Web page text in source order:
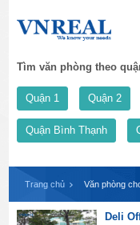
Tìm văn phòng theo
Quận 1 Quận 2
Quận Bình Thạnh
Trang chủ Văn phòng
Deli